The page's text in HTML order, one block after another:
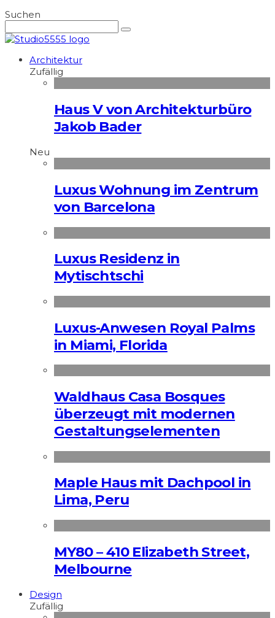
Suchen
Architektur
Zufällig
Haus V von Architekturbüro
Jakob Bader
Neu
Luxus Wohnung im Zentrum
von Barcelona
Luxus Residenz in
Mytischtschi
Luxus-Anwesen Royal Palms
in Miami, Florida
Waldhaus Casa Bosques
überzeugt mit modernen
Gestaltungselementen
Maple Haus mit Dachpool in
Lima, Peru
MY80 – 410 Elizabeth Street,
Melbourne
Design
Zufällig